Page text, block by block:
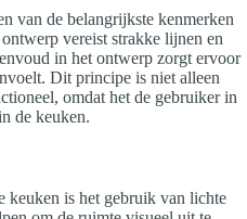
van de belangrijkste kenmerken
vereist strakke lijnen en
in het ontwerp zorgt ervoor
Dit principe is niet alleen
omdat het de gebruiker in
de keuken.
keuken is het gebruik van lichte